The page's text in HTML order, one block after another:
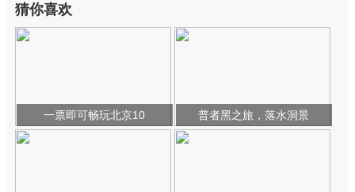
猜你喜欢
一票即可畅玩北京10 普者黑之旅，落水洞景